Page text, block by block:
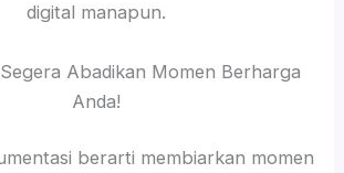
digital manapun.
Abadikan Momen Berharga
Anda!
berarti membiarkan momen